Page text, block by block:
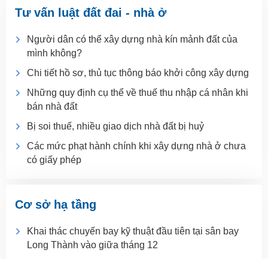
Tư vấn luật đất đai - nhà ở
Người dân có thể xây dựng nhà kín mảnh đất của
mình không?
Chi tiết hồ sơ, thủ tục thông báo khởi công xây dựng
Những quy định cụ thể về thuế thu nhập cá nhân khi
bán nhà đất
Bị soi thuế, nhiều giao dịch nhà đất bị huỷ
Các mức phạt hành chính khi xây dựng nhà ở chưa
có giấy phép
Cơ sở hạ tầng
Khai thác chuyến bay kỹ thuật đầu tiên tại sân bay
Long Thành vào giữa tháng 12